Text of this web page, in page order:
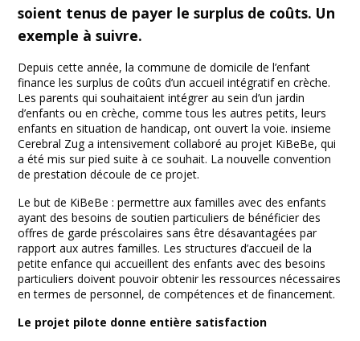
soient tenus de payer le surplus de coûts. Un
exemple à suivre.
Depuis cette année, la commune de domicile de l’enfant
finance les surplus de coûts d’un accueil intégratif en crèche.
Les parents qui souhaitaient intégrer au sein d’un jardin
d’enfants ou en crèche, comme tous les autres petits, leurs
enfants en situation de handicap, ont ouvert la voie. insieme
Cerebral Zug a intensivement collaboré au projet KiBeBe, qui
a été mis sur pied suite à ce souhait. La nouvelle convention
de prestation découle de ce projet.
Le but de KiBeBe : permettre aux familles avec des enfants
ayant des besoins de soutien particuliers de bénéficier des
offres de garde préscolaires sans être désavantagées par
rapport aux autres familles. Les structures d’accueil de la
petite enfance qui accueillent des enfants avec des besoins
particuliers doivent pouvoir obtenir les ressources nécessaires
en termes de personnel, de compétences et de financement.
Le projet pilote donne entière satisfaction